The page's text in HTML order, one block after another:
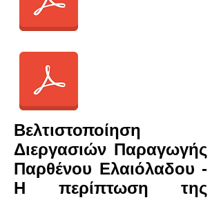
Βελτιστοποίηση
Διεργασιών Παραγωγής
Παρθένου Ελαιόλαδου -
Η περίπτωση της